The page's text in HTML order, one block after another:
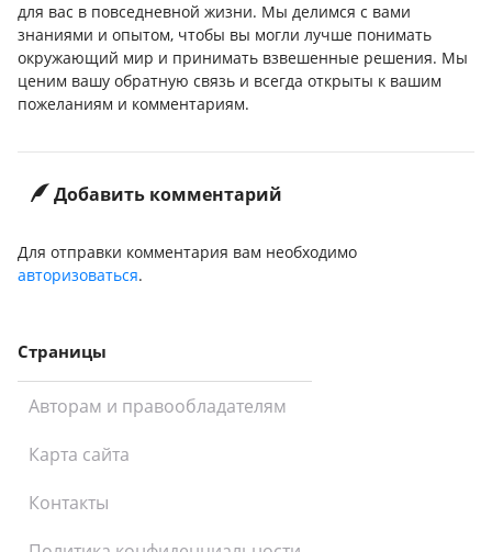
для вас в повседневной жизни. Мы делимся с вами
знаниями и опытом, чтобы вы могли лучше понимать
окружающий мир и принимать взвешенные решения. Мы
ценим вашу обратную связь и всегда открыты к вашим
пожеланиям и комментариям.
Добавить комментарий
Для отправки комментария вам необходимо
авторизоваться.
Страницы
Авторам и правообладателям
Карта сайта
Контакты